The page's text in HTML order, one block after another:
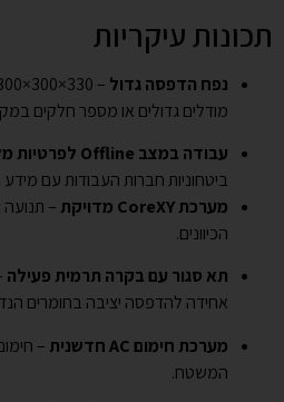
תכונות עיקריות
נפח הדפסה גדול
מודלים גדולים או מספר חלקים
עבודה במצב Offline לפרטיות מלאה
ביטחוניות חברות העבודות עם
מערכת CoreXY מדויקת
–
הכיוונים.
תא סגור עם בקרה תרמית פעילה
אחידה להדפסה יציבה בחומרים
מערכת חימום AC חדשנית
–
המשטח.